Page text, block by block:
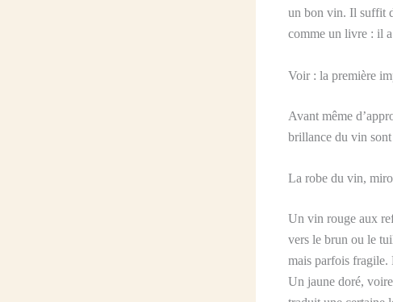
un bon vin. Il suffit
comme un livre : il
Voir : la première
Avant même
brillance du vin sont
La robe du vin,
Un vin rouge aux
vers le brun ou le
mais parfois fragile.
Un jaune doré,